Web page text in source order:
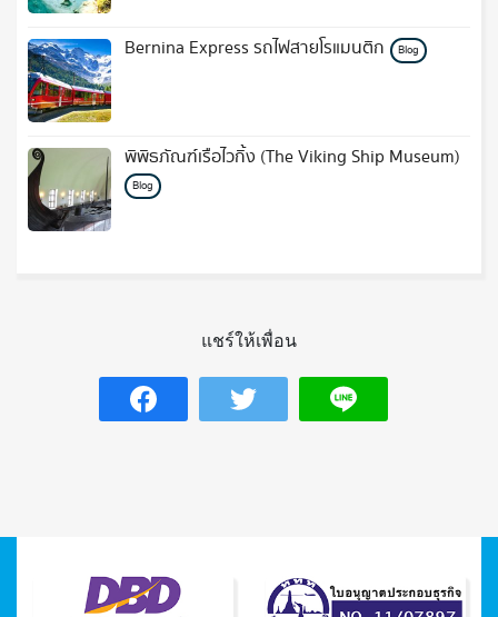
Bernina Express รถไฟสายโรแมนติก Blog
พิพิธภัณฑ์เรือไวกิ้ง (The Viking Ship Museum)
Blog
แชร์ให้เพื่อน